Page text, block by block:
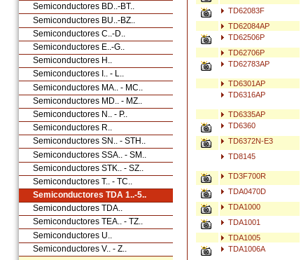
Semiconductores BD..-BT..
Semiconductores BU..-BZ..
Semiconductores C..-D..
Semiconductores E..-G..
Semiconductores H..
Semiconductores I.. - L..
Semiconductores MA.. - MC..
Semiconductores MD.. - MZ..
Semiconductores N.. - P..
Semiconductores R..
Semiconductores SN.. - STH..
Semiconductores SSA.. - SM..
Semiconductores STK.. - SZ..
Semiconductores T.. - TC..
Semiconductores TDA 1..-5..
Semiconductores TDA..
Semiconductores TEA.. - TZ..
Semiconductores U..
Semiconductores V.. - Z..
TD62083F
TD62084AP
TD62506P
TD62706P
TD62783AP
TD6301AP
TD6316AP
TD6335AP
TD6360
TD6372N-E3
TD8145
TD3F700R
TDA0470D
TDA1000
TDA1001
TDA1005
TDA1006A